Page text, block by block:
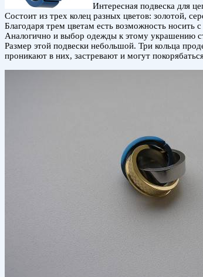
Интересная подвеска для
Состоит из трех колец разных цветов: золотой,
Благодаря трем цветам есть возможность
Аналогично и выбор одежды к этому украшению
Размер этой подвески небольшой. Три кольца
проникают в них, застревают и могут